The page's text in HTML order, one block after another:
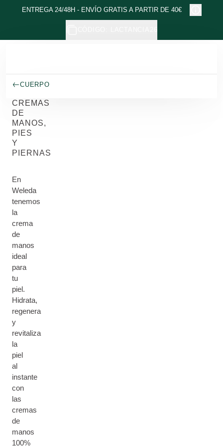
Ir al contenido principal
ENTREGA 24/48H - ENVÍO GRATIS A PARTIR DE 40€
CUERPO
CREMAS
DE
MANOS,
PIES
Y
PIERNAS
En
Weleda
tenemos
la
crema
de
manos
ideal
para
tu
piel.
Hidrata,
regenera
y
revitaliza
la
piel
al
instante
con
las
cremas
de
manos
100%